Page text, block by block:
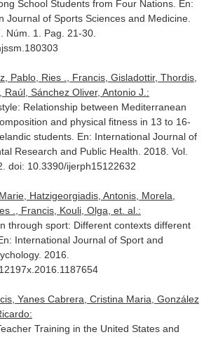
School Students from Four Nations. En:
Journal of Sports Sciences and Medicine.
Núm. 1. Pag. 21-30.
Pablo, Ries ., Francis, Gisladottir, Thordis,
Raúl, Sánchez Oliver, Antonio J.:
Relationship between Mediterranean
and physical fitness in 13 to 16-
students. En: International Journal of
Research and Public Health . 2018. Vol.
doi: 10.3390/ijerph15122632
Hatzigeorgiadis, Antonis, Morela,
., Francis, Kouli, Olga, et. al.:
through sport: Different contexts different
International Journal of Sport and
. 2016.
Yanes Cabrera, Cristina Maria, González
Training in the United States and